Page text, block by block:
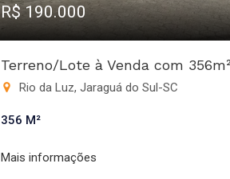
R$ 190.000
Terreno/Lote à Venda com
Rio da Luz, Jaraguá do Sul-SC
356 M²
Mais informações